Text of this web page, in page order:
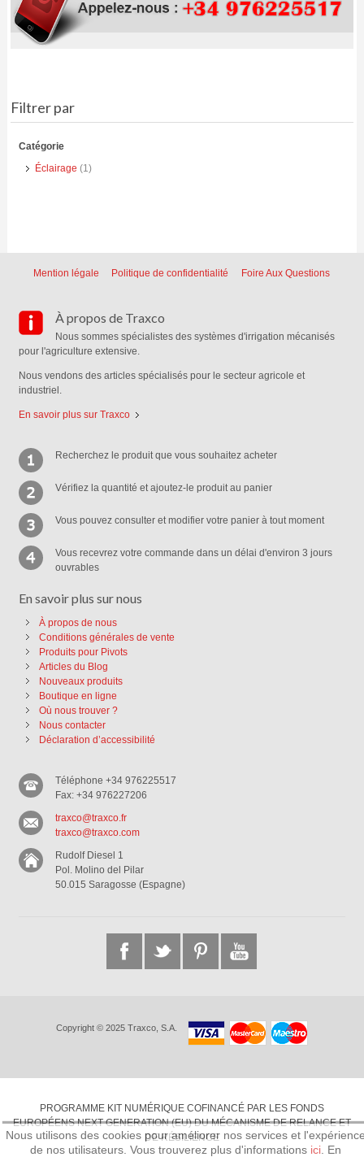
Nous utilisons des cookies pour améliorer nos services et
de nos utilisateurs. Vous trouverez plus d'informations ici. En
Filtrer par
Catégorie
Éclairage (1)
Mention légale Politique de confidentialité Foire Aux Questions
À propos de Traxco
Nous sommes spécialistes des systèmes d'irrigation mécanisés
pour l'agriculture extensive.
Nous vendons des articles spécialisés pour le secteur agricole et
industriel.
En savoir plus sur Traxco
Recherchez le produit que vous souhaitez acheter
Vérifiez la quantité et ajoutez-le produit au panier
Vous pouvez consulter et modifier votre panier à tout moment
Vous recevrez votre commande dans un délai d'environ 3 jours
ouvrables
En savoir plus sur nous
À propos de nous
Conditions générales de vente
Produits pour Pivots
Articles du Blog
Nouveaux produits
Boutique en ligne
Où nous trouver ?
Nous contacter
Déclaration d’accessibilité
Téléphone +34 976225517
Fax: +34 976227206
traxco@traxco.fr
traxco@traxco.com
Rudolf Diesel 1
Pol. Molino del Pilar
50.015 Saragosse (Espagne)
Copyright © 2025 Traxco, S.A.
PROGRAMME KIT NUMÉRIQUE COFINANCÉ PAR LES FONDS
EUROPÉENS NEXT GENERATION (EU) DU MÉCANISME DE RELANCE ET
DE RÉSILIENCE